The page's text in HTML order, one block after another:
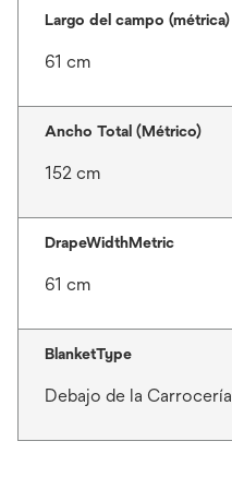
Largo del campo (métrica)
61 cm
Ancho Total (Métrico)
152 cm
DrapeWidthMetric
61 cm
BlanketType
Debajo de la Carrocería